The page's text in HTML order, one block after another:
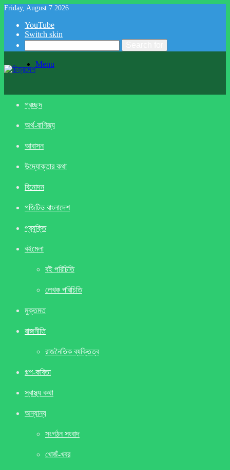
Friday, August 7 2026
YouTube
Switch skin
Menu
প্রচ্ছদ
অর্থ-বাণিজ্য
আবাসন
উদ্যোক্তার কথা
বিনোদন
পজিটিভ বাংলাদেশ
প্রযুক্তি
বইমেলা
বই পরিচিতি
লেখক পরিচিতি
মুক্তমত
রাজনীতি
রাজনৈতিক ব্যক্তিত্ব
গল্প-কবিতা
স্বাস্থ্য কথা
অন্যান্য
সংগঠন সংবাদ
খােজঁ-খবর